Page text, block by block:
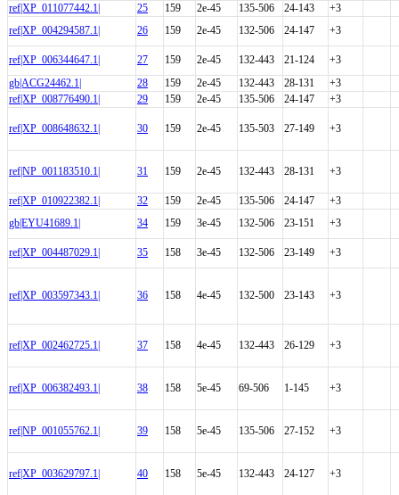
ref|XP_011077442.1|
25 159 2e-45 135-506 24-143
+3
ref|XP_004294587.1|
26 159 2e-45 132-506 24-147 +3
ref|XP_006344647.1| 27 159 2e-45 132-443 21-124
+3
gb|ACG24462.1|
28 159 2e-45 132-443 28-131
+3
ref|XP_008776490.1|
29 159 2e-45 135-506 24-147 +3
ref|XP_008648632.1| 30 159 2e-45 135-503 27-149 +3
ref|NP_001183510.1| 31 159 2e-45 132-443 28-131 +3
ref|XP_010922382.1| 32 159 2e-45 135-506 24-147
+3
gb|EYU41689.1|
34 159 3e-45 132-506 23-151 +3
ref|XP_004487029.1| 35 158 3e-45 132-506 23-149 +3
ref|XP_003597343.1| 36 158 4e-45 132-500 23-143 +3
ref|XP_002462725.1| 37 158 4e-45 132-443 26-129 +3
ref|XP_006382493.1| 38 158 5e-45 69-506 1-145 +3
ref|NP_001055762.1| 39 158 5e-45 135-506 27-152 +3
ref|XP_003629797.1| 40 158 5e-45 132-443 24-127 +3